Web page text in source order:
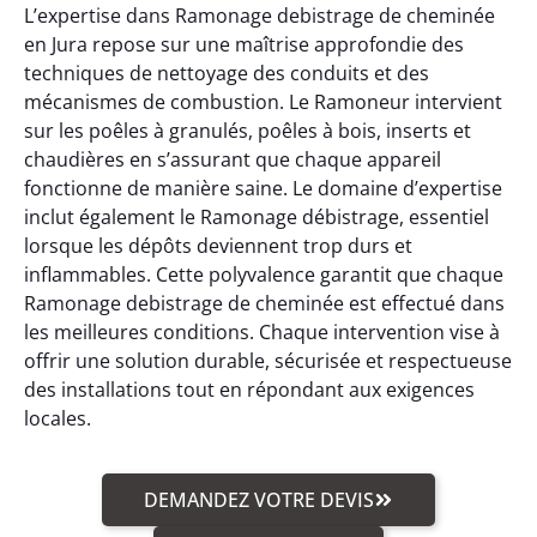
L’expertise dans Ramonage debistrage de cheminée
en Jura repose sur une maîtrise approfondie des
techniques de nettoyage des conduits et des
mécanismes de combustion. Le Ramoneur intervient
sur les poêles à granulés, poêles à bois, inserts et
chaudières en s’assurant que chaque appareil
fonctionne de manière saine. Le domaine d’expertise
inclut également le Ramonage débistrage, essentiel
lorsque les dépôts deviennent trop durs et
inflammables. Cette polyvalence garantit que chaque
Ramonage debistrage de cheminée est effectué dans
les meilleures conditions. Chaque intervention vise à
offrir une solution durable, sécurisée et respectueuse
des installations tout en répondant aux exigences
locales.
DEMANDEZ VOTRE DEVIS